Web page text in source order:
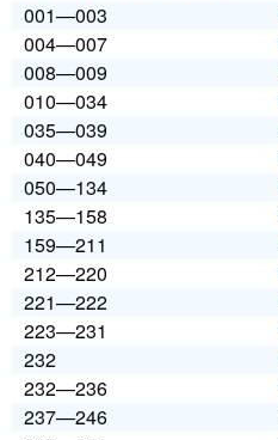
001—003
004—007
008—009
010—034
035—039
040—049
050—134
135—158
159—211
212—220
221—222
223—231
232
232—236
237—246